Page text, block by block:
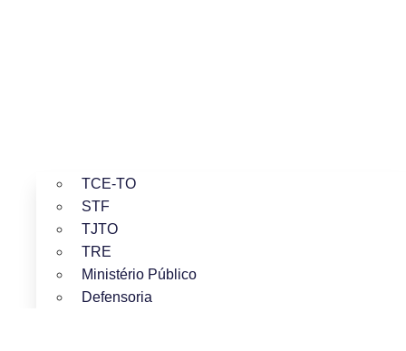
TCE-TO
STF
TJTO
TRE
Ministério Público
Defensoria